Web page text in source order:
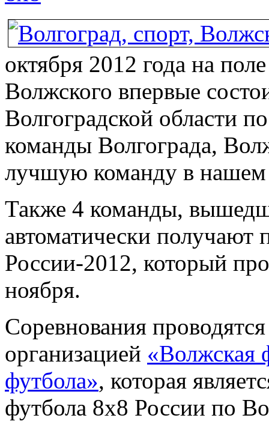
октября 2012 года на
Волжского впервые
Волгоградской области
команды Волгограда,
лучшую команду в нашем
Также 4 команды,
автоматически получают
России-2012, который
ноября.
Соревнования
организацией «Волжская
футбола», которая
футбола 8х8 России по